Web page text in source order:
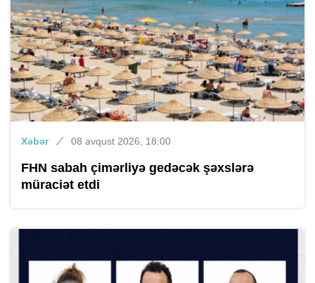
Xəbər 08 avqust 2026, 18:00
FHN sabah çimərliyə gedəcək şəxslərə
müraciət etdi